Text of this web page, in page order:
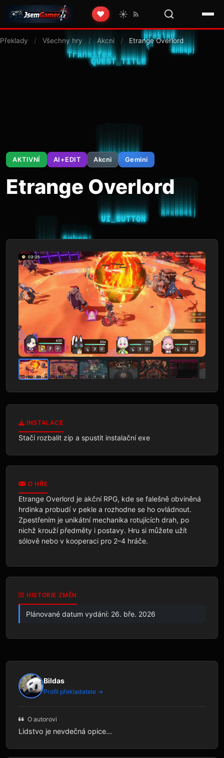
❤️ ☀️
Překlady / Všechny hry / Akcni / Etrange Overlord
AKTIVNÍ AI+EDIT Akcni Gemini
Etrange Overlord
INSTALACE
Stačí rozbalit zip a spustit instalační exe
O HŘE
Etrange Overlord je akční RPG, kde se falešně obviněná
hrdinka probudí v pekle a rozhodne se ho ovládnout.
Zpestřením je unikátní mechanika rotujících drah, po
nichž krouží předměty i postavy. Hru si můžete užít
sólově nebo v kooperaci pro 2–4 hráče.
HISTORIE ZMĚN
Plánované datum vydání: 26. bře. 2026
Bildas
Profil překladatele →
O autorovi
Lidstvo je nevdečná opice...